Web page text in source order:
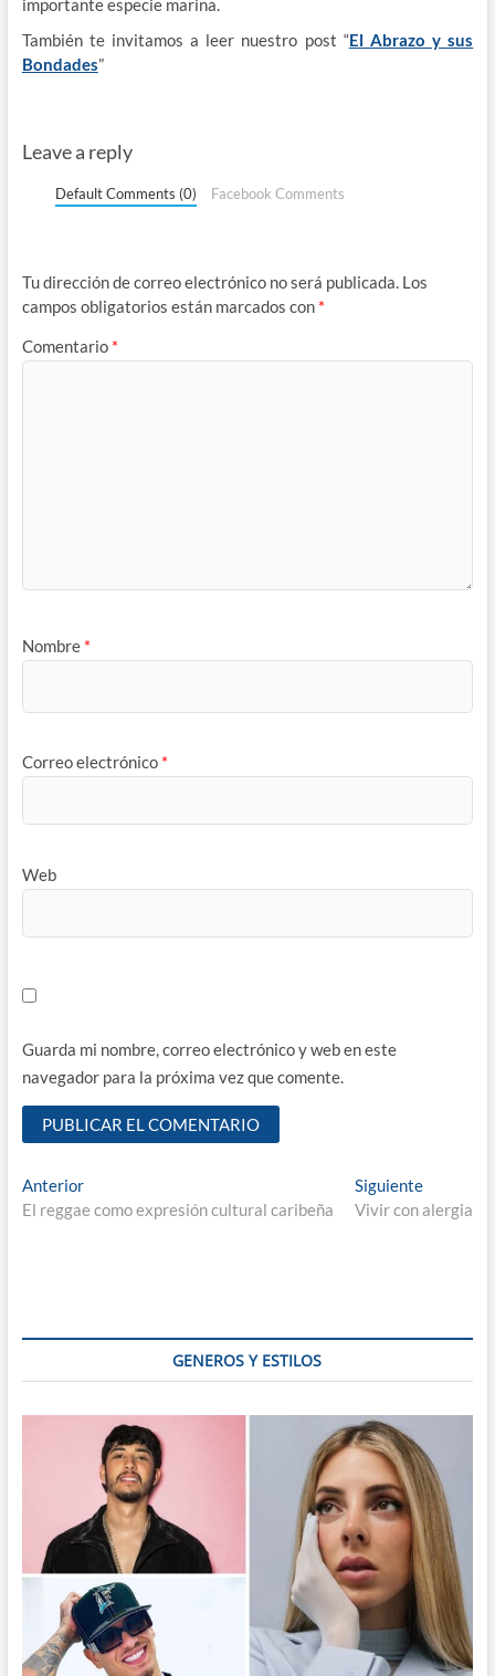
importante especie marina.
También te invitamos a leer nuestro post “El Abrazo y sus
Bondades”
Leave a reply
Default Comments (0) Facebook Comments
Tu dirección de correo electrónico no será publicada. Los
campos obligatorios están marcados con *
Comentario *
Nombre *
Correo electrónico *
Web
Guarda mi nombre, correo electrónico y web en este
navegador para la próxima vez que comente.
Navegación
de
AnteriorEntrada
anterior:
El reggae como expresión cultural caribeña
SiguienteEntrada
siguiente:
Vivir con alergia
GENEROS Y ESTILOS